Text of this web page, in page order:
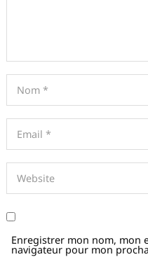
Enregistrer mon nom, mon
navigateur pour mon